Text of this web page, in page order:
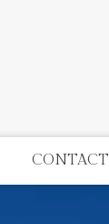
CONTACT